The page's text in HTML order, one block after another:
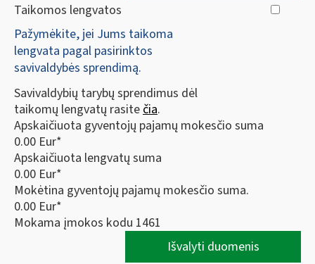
Taikomos lengvatos
Pažymėkite, jei Jums taikoma
lengvata pagal pasirinktos
savivaldybės sprendimą.
Savivaldybių tarybų sprendimus dėl
taikomų lengvatų rasite čia.
Apskaičiuota gyventojų pajamų mokesčio suma
0.00 Eur*
Apskaičiuota lengvatų suma
0.00 Eur*
Mokėtina gyventojų pajamų mokesčio suma.
0.00 Eur*
Mokama įmokos kodu 1461
Išvalyti duomenis